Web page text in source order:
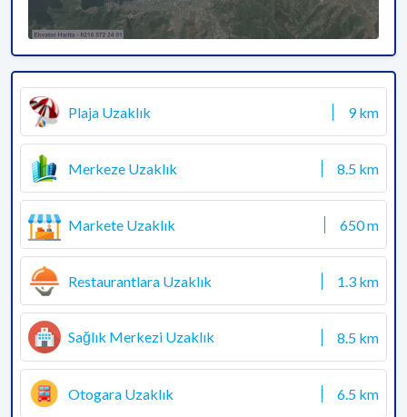
Plaja Uzaklık 9 km
Merkeze Uzaklık 8.5 km
Markete Uzaklık 650 m
Restaurantlara Uzaklık 1.3 km
Sağlık Merkezi Uzaklık 8.5 km
Otogara Uzaklık 6.5 km